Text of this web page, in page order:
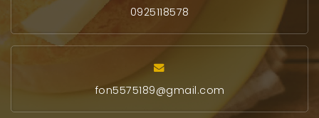
0925118578
fon5575189@gmail.com